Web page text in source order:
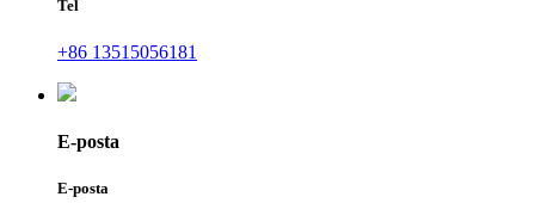
Tel
+86 13515056181
E-posta
E-posta